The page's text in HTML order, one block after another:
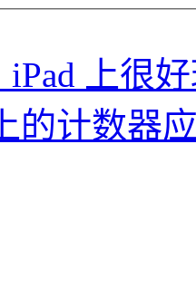
iPad 上很
的计数器